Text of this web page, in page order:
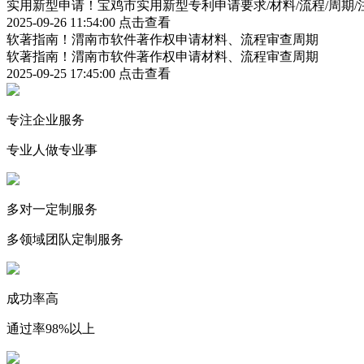
实用新型申请！宝鸡市实用新型专利申请要求/材料/流程/周期/
2025-09-26 11:54:00 点击查看
软著指南！渭南市软件著作权申请材料、流程审查周期
软著指南！渭南市软件著作权申请材料、流程审查周期
2025-09-25 17:45:00 点击查看
专注企业服务
专业人做专业事
多对一定制服务
多领域团队定制服务
成功率高
通过率98%以上